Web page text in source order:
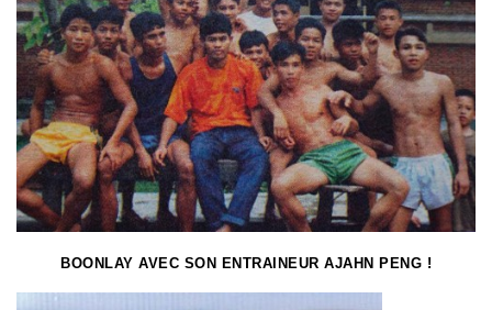
BOONLAY AVEC SON ENTRAINEUR AJAHN PENG !